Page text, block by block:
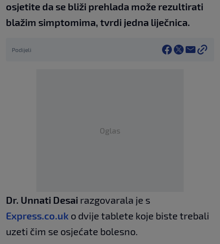
osjetite da se bliži prehlada može rezultirati
blažim simptomima, tvrdi jedna liječnica.
Podijeli
Oglas
Dr. Unnati Desai razgovarala je s
Express.co.uk o dvije tablete koje biste trebali
uzeti čim se osjećate bolesno.